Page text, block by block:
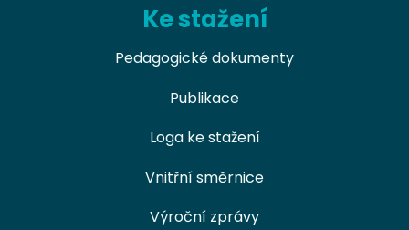
Ke stažení
Pedagogické dokumenty
Publikace
Loga ke stažení
Vnitřní směrnice
Výroční zprávy